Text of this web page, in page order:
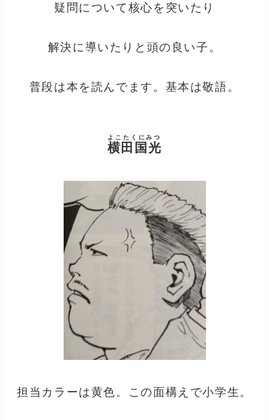
疑問について核心を突いたり
解決に導いたりと頭の良い子。
普段は本を読んでます。基本は敬語。
横田国光
よこたくにみつ
担当カラーは黄色。この面構えで小学生。